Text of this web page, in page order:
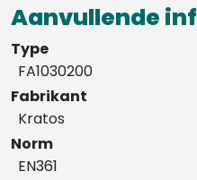
Aanvullende
Type
FA1030200
Fabrikant
Kratos
Norm
EN361